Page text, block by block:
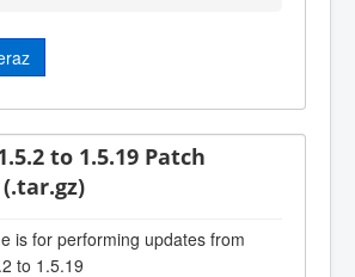
to 1.5.19 Patch
is for performing updates from
to 1.5.19